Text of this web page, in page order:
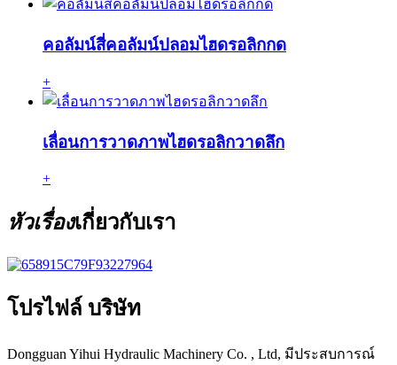
คอลัมน์สี่คอลัมน์ปลอมไฮดรอลิกกด
+
เลื่อนการวาดภาพไฮดรอลิกวาดลึก
+
หัวเรื่องเกี่ยวกับเรา
โปรไฟล์ บริษัท
Dongguan Yihui Hydraulic Machinery Co. , Ltd, มีประสบการณ์